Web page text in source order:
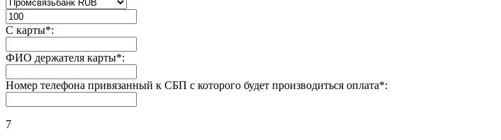
С карты*:
ФИО держателя карты*:
Номер телефона привязанный к СБП с которого будет производиться оплата*:
7